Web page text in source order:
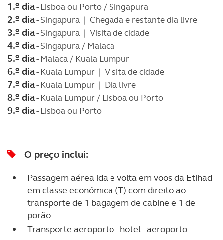
1.º dia- Lisboa ou Porto / Singapura
2.º dia- Singapura | Chegada e restante dia livre
3.º dia- Singapura | Visita de cidade
4.º dia- Singapura / Malaca
5.º dia- Malaca / Kuala Lumpur
6.º dia- Kuala Lumpur | Visita de cidade
7.º dia- Kuala Lumpur | Dia livre
8.º dia- Kuala Lumpur / Lisboa ou Porto
9.º dia- Lisboa ou Porto
O preço inclui:
Passagem aérea ida e volta em voos da Etihad
em classe económica (T) com direito ao
transporte de 1 bagagem de cabine e 1 de
porão
Transporte aeroporto - hotel - aeroporto